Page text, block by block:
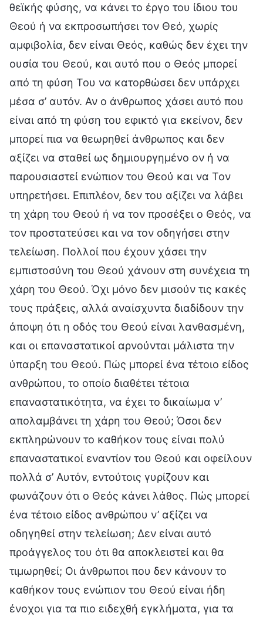
θεϊκής φύσης, να κάνει το έργο του ίδιου του
Θεού ή να εκπροσωπήσει τον Θεό, χωρίς
αμφιβολία, δεν είναι Θεός, καθώς δεν έχει την
ουσία του Θεού, και αυτό που ο Θεός μπορεί
από τη φύση Του να κατορθώσει δεν υπάρχει
μέσα σ’ αυτόν. Αν ο άνθρωπος χάσει αυτό που
είναι από τη φύση του εφικτό για εκείνον, δεν
μπορεί πια να θεωρηθεί άνθρωπος και δεν
αξίζει να σταθεί ως δημιουργημένο ον ή να
παρουσιαστεί ενώπιον του Θεού και να Τον
υπηρετήσει. Επιπλέον, δεν του αξίζει να λάβει
τη χάρη του Θεού ή να τον προσέξει ο Θεός, να
τον προστατεύσει και να τον οδηγήσει στην
τελείωση. Πολλοί που έχουν χάσει την
εμπιστοσύνη του Θεού χάνουν στη συνέχεια τη
χάρη του Θεού. Όχι μόνο δεν μισούν τις κακές
τους πράξεις, αλλά αναίσχυντα διαδίδουν την
άποψη ότι η οδός του Θεού είναι λανθασμένη,
και οι επαναστατικοί αρνούνται μάλιστα την
ύπαρξη του Θεού. Πώς μπορεί ένα τέτοιο είδος
ανθρώπου, το οποίο διαθέτει τέτοια
επαναστατικότητα, να έχει το δικαίωμα ν’
απολαμβάνει τη χάρη του Θεού; Όσοι δεν
εκπληρώνουν το καθήκον τους είναι πολύ
επαναστατικοί εναντίον του Θεού και οφείλουν
πολλά σ’ Αυτόν, εντούτοις γυρίζουν και
φωνάζουν ότι ο Θεός κάνει λάθος. Πώς μπορεί
ένα τέτοιο είδος ανθρώπου ν’ αξίζει να
οδηγηθεί στην τελείωση; Δεν είναι αυτό
προάγγελος του ότι θα αποκλειστεί και θα
τιμωρηθεί; Οι άνθρωποι που δεν κάνουν το
καθήκον τους ενώπιον του Θεού είναι ήδη
ένοχοι για τα πιο ειδεχθή εγκλήματα, για τα